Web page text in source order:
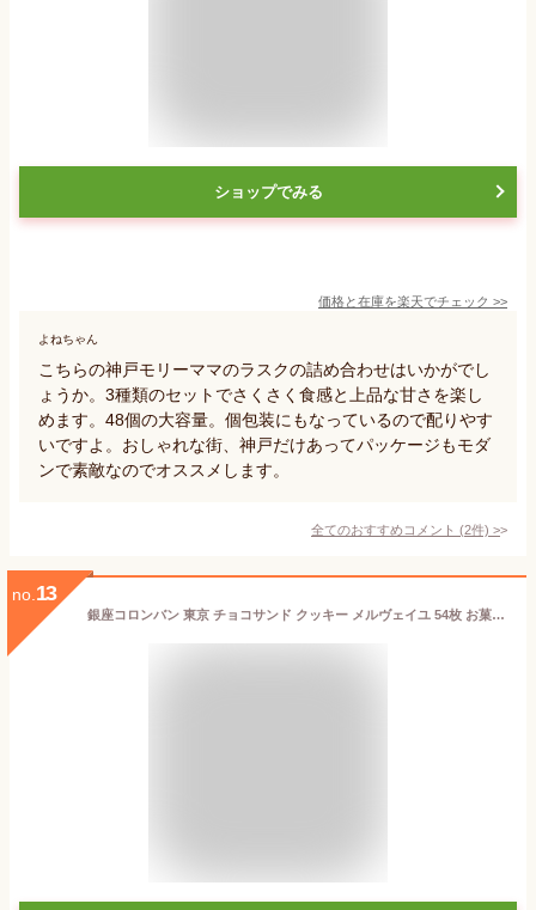
ショップでみる
価格と在庫を楽天でチェック >>
よねちゃん
こちらの神戸モリーママのラスクの詰め合わせはいかがでし
ょうか。3種類のセットでさくさく食感と上品な甘さを楽し
めます。48個の大容量。個包装にもなっているので配りやす
いですよ。おしゃれな街、神戸だけあってパッケージもモダ
ンで素敵なのでオススメします。
全てのおすすめコメント (2件) >
no. 13
銀座コロンバン 東京 チョコサンド クッキー メルヴェイユ 54枚 お菓子 スイーツ 詰め合わせ 送料無料 【SK08804】